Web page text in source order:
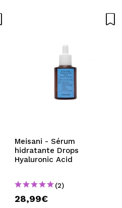
Meisani - Sérum
hidratante Drops
Hyaluronic Acid
(2)
28,99€